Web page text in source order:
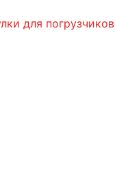
для погрузчиков